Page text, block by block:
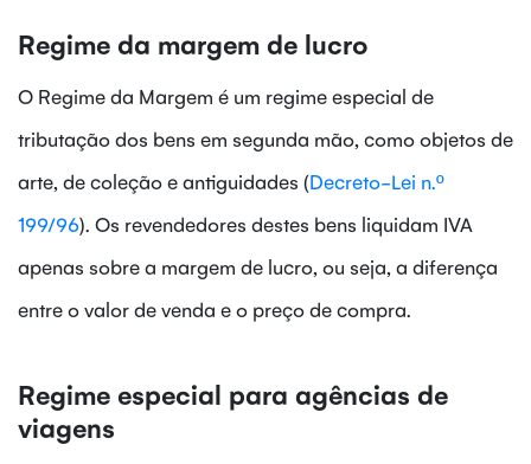
Regime da margem de lucro
O Regime da Margem é um regime especial de
tributação dos bens em segunda mão, como objetos de
arte, de coleção e antiguidades (Decreto-Lei n.º
199/96). Os revendedores destes bens liquidam IVA
apenas sobre a margem de lucro, ou seja, a diferença
entre o valor de venda e o preço de compra.
Regime especial para agências de
viagens